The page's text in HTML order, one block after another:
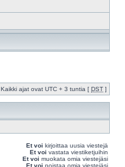
Kaikki ajat ovat UTC + 3 tuntia [ DST ]
Et voi kirjoittaa uusia viestejä
Et voi vastata viestiketjuihin
Et voi muokata omia viestejäsi
Et voi poistaa omia viestejäsi